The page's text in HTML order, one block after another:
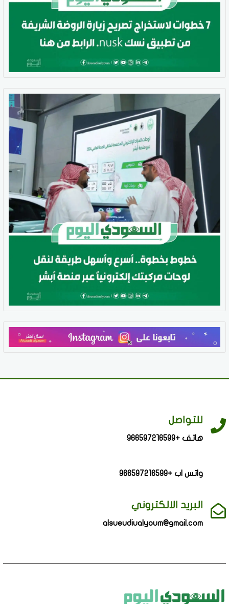
للتواصل
هاتف +966597216599
واتس اب +966597216599
البريد الالكتروني
alsueudiualyoum@gmail.com